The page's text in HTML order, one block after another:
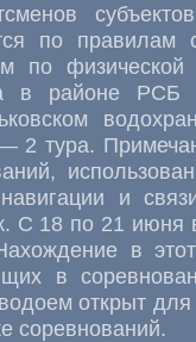
по правилам
по
в районе
2 тура.
и
С 18 по 21 июня
в
в
открыт для
соревнований.